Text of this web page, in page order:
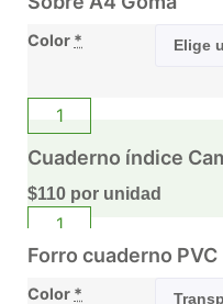
Color *
Cuaderno índice
$110 por unidad
Forro cuaderno PVC
Color *